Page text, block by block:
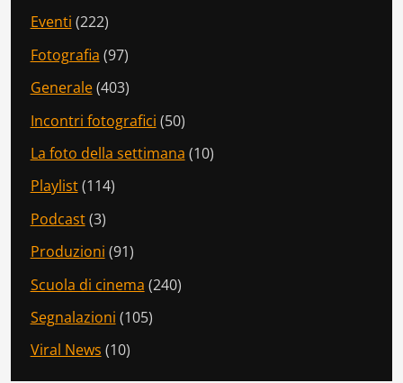
Eventi (222)
Fotografia (97)
Generale(403)
Incontri fotografici (50)
La foto della settimana (10)
Playlist(114)
Podcast(3)
Produzioni (91)
Scuola di cinema (240)
Segnalazioni (105)
Viral News (10)